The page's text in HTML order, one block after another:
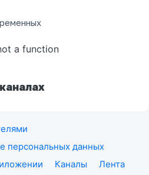
a function
персональных данных
Каналы
Лента